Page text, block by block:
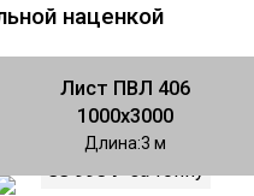
наценкой
Лист ПВЛ 406
1000х3000
Длина 3